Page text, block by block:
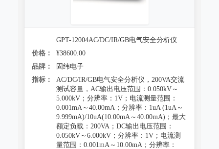
GPT-12004AC/DC/IR/GB电气安全分析仪
价格：
¥38600.00
品牌：
固纬电子
指标：
AC/DC/IR/GB电气安全分析仪，200VA交流
测试容量，AC输出电压范围：0.050kV～
5.000kV；分辨率：1V；电流测量范围：
0.001mA～40.00mA；分辨率：1uA (1uA～
9.999mA)/10uA(10.00mA～40.00mA)；最大
额定负载：200VA；DC输出电压范围：
0.050kV～6.000kV；分辨率：1V；电流测
量范围：0.001mA～10.00mA；分辨率：